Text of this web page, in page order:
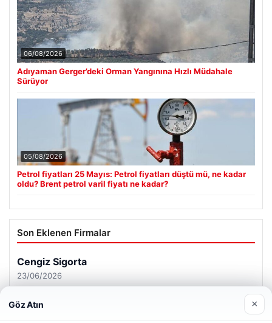
06/08/2026
Adıyaman Gerger’deki Orman Yangınına Hızlı Müdahale
Sürüyor
05/08/2026
Petrol fiyatları 25 Mayıs: Petrol fiyatları düştü mü, ne kadar
oldu? Brent petrol varil fiyatı ne kadar?
Son Eklenen Firmalar
Göz Atın ×